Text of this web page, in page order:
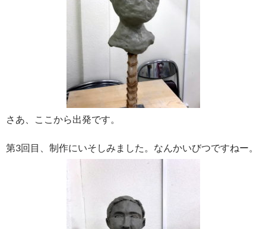
さあ、ここから出発です。
第3回目、制作にいそしみました。なんかいびつですねー。